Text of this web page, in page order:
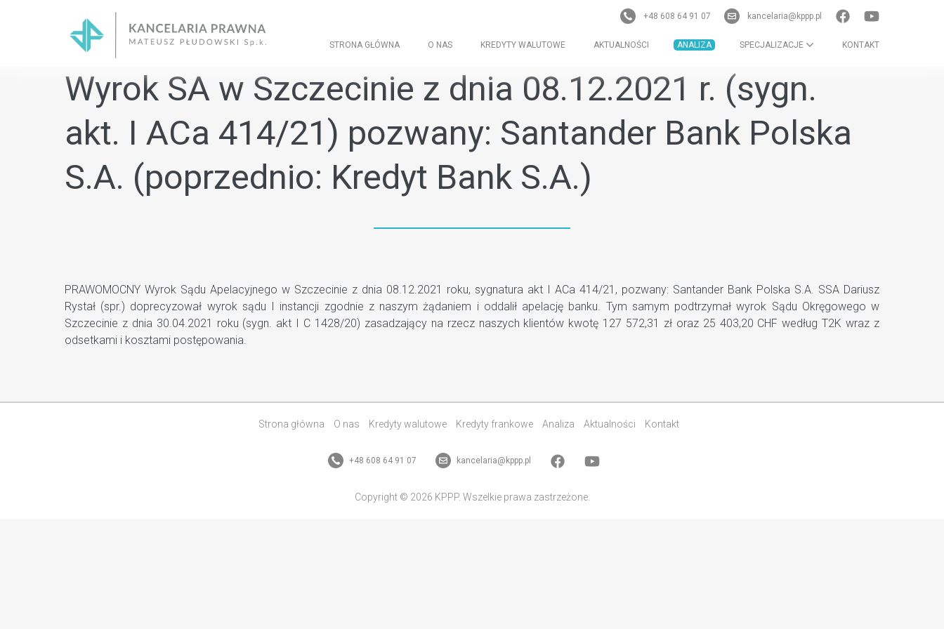
+48 608 64 91 07 kancelaria@kppp.pl
STRONA GŁÓWNA O NAS KREDYTY WALUTOWE AKTUALNOŚCI ANALIZA SPECJALIZACJE KONTAKT
Wyrok SA w Szczecinie z dnia 08.12.2021 r. (sygn.
akt. I ACa 414/21) pozwany: Santander Bank Polska
S.A. (poprzednio: Kredyt Bank S.A.)
PRAWOMOCNY Wyrok Sądu Apelacyjnego w Szczecinie z dnia 08.12.2021 roku, sygnatura akt I ACa 414/21, pozwany: Santander Bank Polska S.A. SSA Dariusz
Rystał (spr.) doprecyzował wyrok sądu I instancji zgodnie z naszym żądaniem i oddalił apelację banku. Tym samym podtrzymał wyrok Sądu Okręgowego w
Szczecinie z dnia 30.04.2021 roku (sygn. akt I C 1428/20) zasadzający na rzecz naszych klientów kwotę 127 572,31 zł oraz 25 403,20 CHF według T2K wraz z
odsetkami i kosztami postępowania.
Strona główna O nas Kredyty walutowe Kredyty frankowe Analiza Aktualności Kontakt
+48 608 64 91 07 kancelaria@kppp.pl
Copyright © 2026 KPPP. Wszelkie prawa zastrzeżone.